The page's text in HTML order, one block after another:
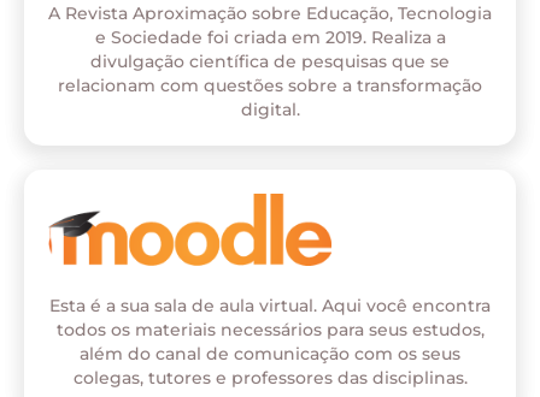
A Revista Aproximação sobre Educação, Tecnologia
e Sociedade foi criada em 2019. Realiza a
divulgação científica de pesquisas que se
relacionam com questões sobre a transformação
digital.
Esta é a sua sala de aula virtual. Aqui você encontra
todos os materiais necessários para seus estudos,
além do canal de comunicação com os seus
colegas, tutores e professores das disciplinas.